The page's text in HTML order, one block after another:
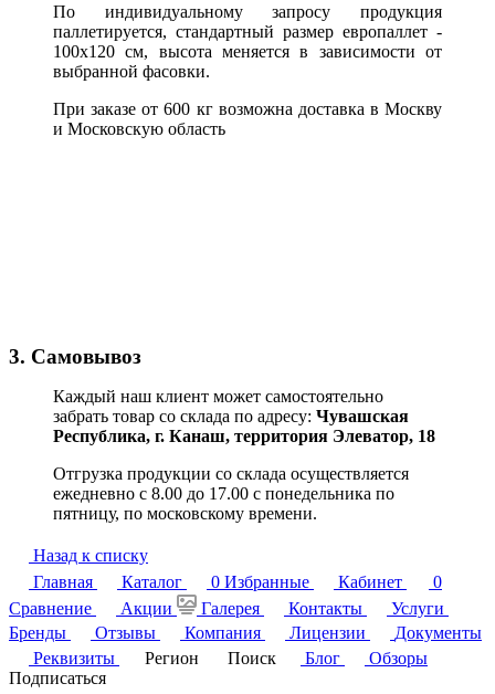
По индивидуальному запросу продукция
паллетируется, стандартный размер европаллет -
100х120 см, высота меняется в зависимости от
выбранной фасовки.
При заказе от 600 кг возможна доставка в Москву
и Московскую область
3. Самовывоз
Каждый наш клиент может самостоятельно
забрать товар со склада по адресу: Чувашская
Республика, г. Канаш, территория Элеватор, 18
Отгрузка продукции со склада осуществляется
ежедневно с 8.00 до 17.00 с понедельника по
пятницу, по московскому времени.
Назад к списку
Главная
Каталог 0 Избранные Кабинет
0
Сравнение
Акции Галерея Контакты
Услуги
Бренды
Отзывы Компания Лицензии
Документы
Реквизиты
Регион Поиск Блог
Обзоры
Подписаться